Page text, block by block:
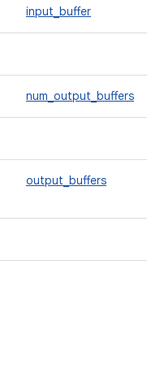
input_buffer
num_output_buffers
output_buffers